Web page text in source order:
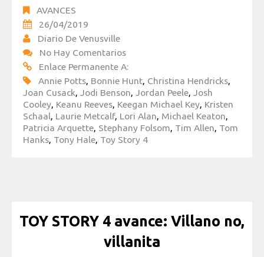
AVANCES
26/04/2019
Diario De Venusville
No Hay Comentarios
Enlace Permanente A:
Annie Potts, Bonnie Hunt, Christina Hendricks,
Joan Cusack, Jodi Benson, Jordan Peele, Josh
Cooley, Keanu Reeves, Keegan Michael Key, Kristen
Schaal, Laurie Metcalf, Lori Alan, Michael Keaton,
Patricia Arquette, Stephany Folsom, Tim Allen, Tom
Hanks, Tony Hale, Toy Story 4
TOY STORY 4 avance: Villano no,
villanita